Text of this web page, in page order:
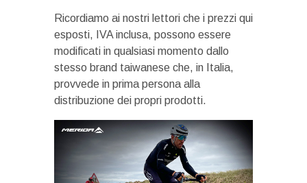
Ricordiamo ai nostri lettori che i prezzi qui
esposti, IVA inclusa, possono essere
modificati in qualsiasi momento dallo
stesso brand taiwanese che, in Italia,
provvede in prima persona alla
distribuzione dei propri prodotti.